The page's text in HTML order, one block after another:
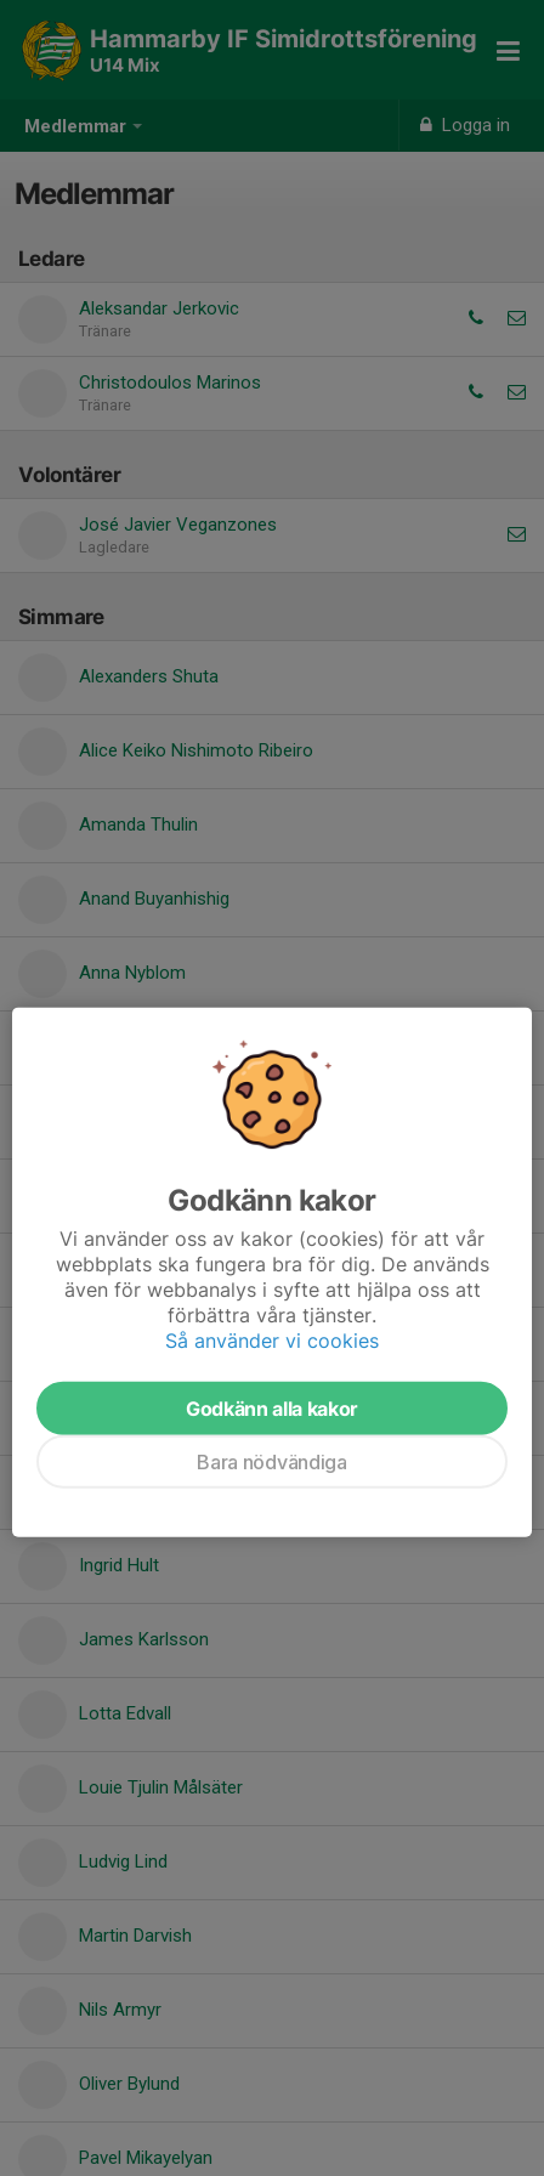
Medlemmar Logga in
Hammarby IF Simidrottsförening
U14 Mix
Medlemmar
Ledare
Aleksandar Jerkovic
Tränare
Christodoulos Marinos
Tränare
Volontärer
José Javier Veganzones
Lagledare
Simmare
Alexanders Shuta
Alice Keiko Nishimoto Ribeiro
Amanda Thulin
Anand Buyanhishig
Anna Nyblom
Cecilia Ayumi Nishimoto Ribeiro
Christopher Stavropoulos
Emrik Lundin
Felicitas Meisgen
Felix Vall Ekstam
Ingrid Hult
James Karlsson
Lotta Edvall
Louie Tjulin Målsäter
Ludvig Lind
Martin Darvish
Nils Armyr
Oliver Bylund
Pavel Mikayelyan
Godkänn kakor
Vi använder oss av kakor (cookies) för att vår
webbplats ska fungera bra för dig. De används
även för webbanalys i syfte att hjälpa oss att
förbättra våra tjänster.
Så använder vi cookies
Godkänn alla kakor
Bara nödvändiga